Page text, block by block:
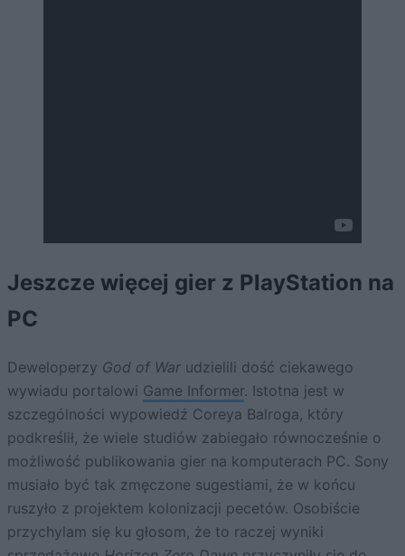
Jeszcze więcej gier z PlayStation na
PC
Deweloperzy God of War udzielili dość ciekawego
wywiadu portalowi Game Informer. Istotna jest w
szczególności wypowiedź Coreya Balroga, który
podkreślił, że wiele studiów zabiegało równocześnie o
możliwość publikowania gier na komputerach PC. Sony
musiało być tak zmęczone sugestiami, że w końcu
ruszyło z projektem kolonizacji pecetów. Osobiście
przychylam się ku głosom, że to raczej wyniki